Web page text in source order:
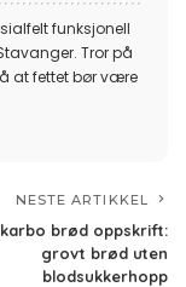
funksjonell
Tror på
at fettet bør være
NESTE ARTIKKEL
brød oppskrift:
grovt brød uten
blodsukkerhopp